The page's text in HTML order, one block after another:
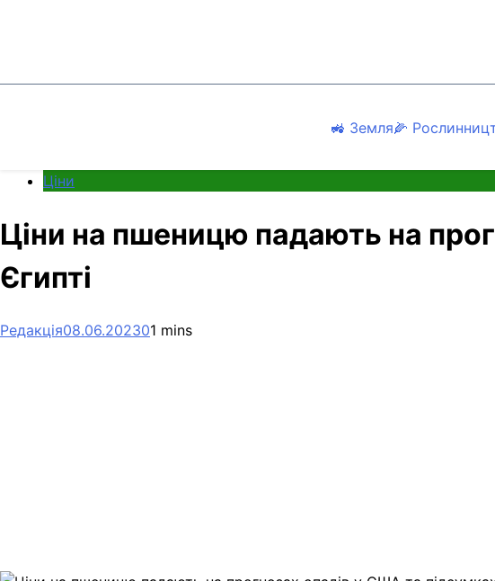
🚜 Земля🌽
Ціни
Ціни на пшеницю падають на
Єгипті
Редакція08.06.202301 mins
Link
Print